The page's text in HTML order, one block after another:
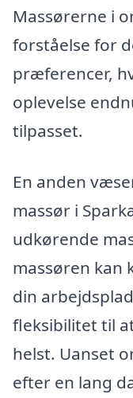
Massørerne i
forståelse for
præferencer,
oplevelse
tilpasset.
En anden
massør i
udkørende
massøren kan
din
fleksibilitet til
helst. Uanset
efter en lang